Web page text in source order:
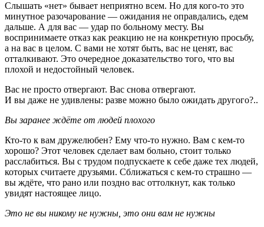
Слышать «нет» бывает неприятно всем. Но для кого-то это
минутное разочарование — ожидания не оправдались, едем
дальше. А для вас — удар по больному месту. Вы
воспринимаете отказ как реакцию не на конкретную просьбу,
а на вас в целом. С вами не хотят быть, вас не ценят, вас
отталкивают. Это очередное доказательство того, что вы
плохой и недостойный человек.
Вас не просто отвергают. Вас снова отвергают.
И вы даже не удивлены: разве можно было ожидать другого?..
Вы заранее ждёте от людей плохого
Кто-то к вам дружелюбен? Ему что-то нужно. Вам с кем-то
хорошо? Этот человек сделает вам больно, стоит только
расслабиться. Вы с трудом подпускаете к себе даже тех людей,
которых считаете друзьями. Сближаться с кем-то страшно —
вы ждёте, что рано или поздно вас оттолкнут, как только
увидят настоящее лицо.
Это не вы никому не нужны, это они вам не нужны